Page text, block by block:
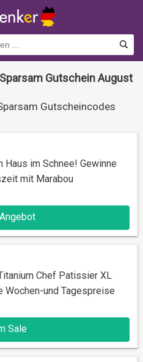
Gutschein August
Gutscheincodes
Haus im Schnee! Gewinne
mit Marabou
Chef Patissier XL
Wochen-und Tagespreise
Sale